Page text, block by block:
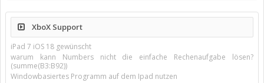
XboX Support
iPad 7 iOS 18 gewünscht
warum kann Numbers nicht die einfache Rechenaufgabe lösen?
(summe(B3:B92))
Windowbasiertes Programm auf dem Ipad nutzen